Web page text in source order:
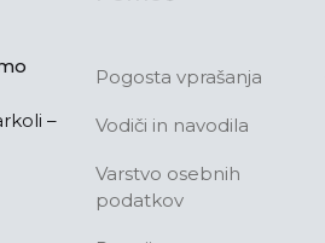
–
Pogosta vprašanja
Vodiči in navodila
Varstvo osebnih
podatkov